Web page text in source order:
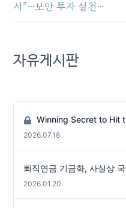
서”…보안 투자 실천…
자유게시판
Winning Secret to Hit
2026.07.18
퇴직연금 기금화, 사실상
2026.01.20